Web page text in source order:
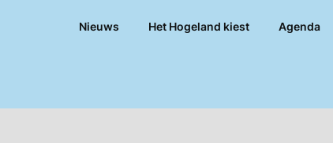
Nieuws Het Hogeland kiest Agenda